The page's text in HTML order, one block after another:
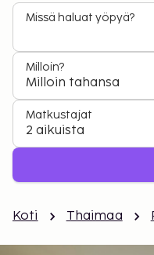
Missä haluat yöpyä?
Milloin?
Milloin tahansa
Matkustajat
2 aikuista
Koti Thaimaa